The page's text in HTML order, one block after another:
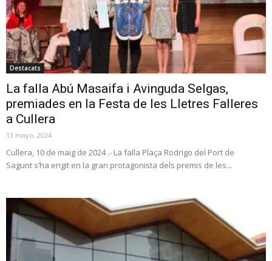
Destacats
La falla Abú Masaifa i Avinguda Selgas,
premiades en la Festa de les Lletres Falleres
a Cullera
13 mayo, 2024
Cullera, 10 de maig de 2024 .- La falla Plaça Rodrigo del Port de
Sagunt s’ha erigit en la gran protagonista dels premis de les...